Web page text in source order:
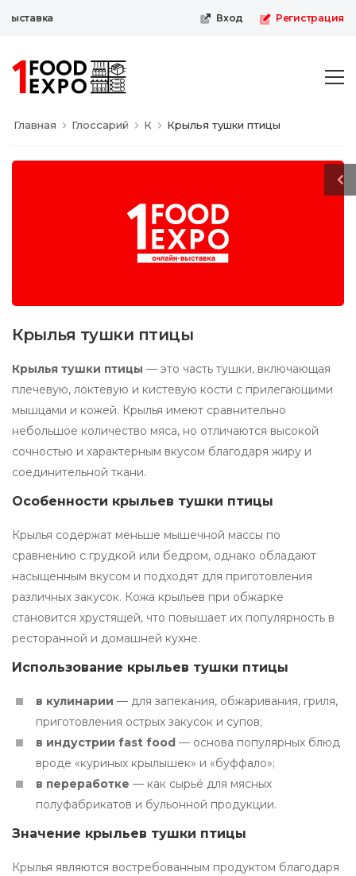
Вход Регистрация
Главная Глоссарий К Крылья тушки птицы
Крылья тушки птицы
Крылья тушки птицы — это часть тушки, включающая
плечевую, локтевую и кистевую кости с прилегающими
мышцами и кожей. Крылья имеют сравнительно
небольшое количество мяса, но отличаются высокой
сочностью и характерным вкусом благодаря жиру и
соединительной ткани.
Особенности крыльев тушки птицы
Крылья содержат меньше мышечной массы по
сравнению с грудкой или бедром, однако обладают
насыщенным вкусом и подходят для приготовления
различных закусок. Кожа крыльев при обжарке
становится хрустящей, что повышает их популярность в
ресторанной и домашней кухне.
Использование крыльев тушки птицы
в кулинарии — для запекания, обжаривания, гриля,
приготовления острых закусок и супов;
в индустрии fast food — основа популярных блюд
вроде «куриных крылышек» и «буффало»;
в переработке — как сырьё для мясных
полуфабрикатов и бульонной продукции.
Значение крыльев тушки птицы
Крылья являются востребованным продуктом благодаря